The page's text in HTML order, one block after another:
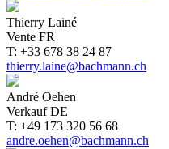
Thierry Lainé
Vente FR
T: +33 678 38 24 87
thierry.laine@bachmann.ch
André Oehen
Verkauf DE
T: +49 173 320 56 68
andre.oehen@bachmann.ch